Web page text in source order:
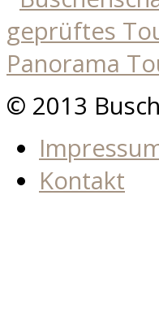
© 2013
Kontakt